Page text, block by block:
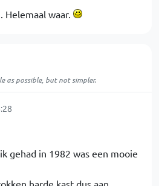
waar.
as possible, but not simpler.
gehad in 1982 was een mooie
harde kast dus aan